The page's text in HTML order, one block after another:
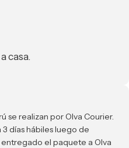
casa.
se realizan por Olva Courier.
3 días hábiles luego de
el paquete a Olva